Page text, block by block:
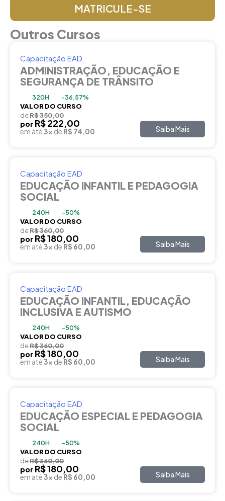
MATRICULE-SE
Outros Cursos
Capacitação EAD
ADMINISTRAÇÃO, EDUCAÇÃO E
SEGURANÇA DE TRÂNSITO
320H -36,57%
VALOR DO CURSO
deR$ 350,00
por R$ 222,00
em até3x de R$ 74,00 Saiba Mais
Capacitação EAD
EDUCAÇÃO INFANTIL E PEDAGOGIA
SOCIAL
240H -50%
VALOR DO CURSO
deR$ 360,00
por R$ 180,00
em até3x de R$ 60,00 Saiba Mais
Capacitação EAD
EDUCAÇÃO INFANTIL, EDUCAÇÃO
INCLUSIVA E AUTISMO
240H -50%
VALOR DO CURSO
deR$ 360,00
por R$ 180,00
em até3x de R$ 60,00 Saiba Mais
Capacitação EAD
EDUCAÇÃO ESPECIAL E PEDAGOGIA
SOCIAL
240H -50%
VALOR DO CURSO
deR$ 360,00
por R$ 180,00
em até3x de R$ 60,00 Saiba Mais